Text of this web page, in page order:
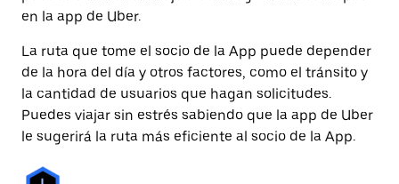
en la app de Uber.
La ruta que tome el socio de la App puede depender
de la hora del día y otros factores, como el tránsito y
la cantidad de usuarios que hagan solicitudes.
Puedes viajar sin estrés sabiendo que la app de Uber
le sugerirá la ruta más eficiente al socio de la App.